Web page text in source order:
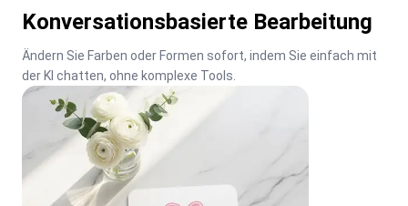
Konversationsbasierte Bearbeitung
Ändern Sie Farben oder Formen sofort, indem Sie einfach mit
der KI chatten, ohne komplexe Tools.